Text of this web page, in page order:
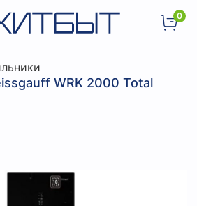
0
WRK 2000 Total